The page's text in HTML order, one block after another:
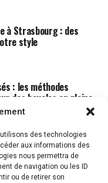
des technologies
aux informations des
nous permettra de
de navigation ou les ID
ou de retirer son
à Strasbourg : des
style
: les méthodes
des boucles en pleine